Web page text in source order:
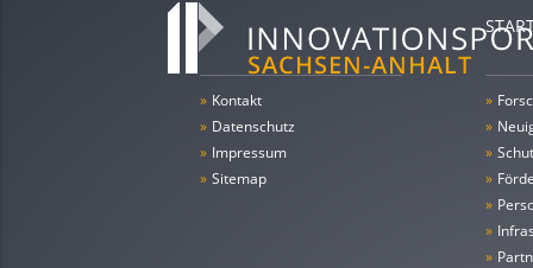
» Kontakt
» Datenschutz
» Impressum
» Sitemap
»
»
»
»
»
»
»